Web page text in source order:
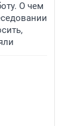
О чем